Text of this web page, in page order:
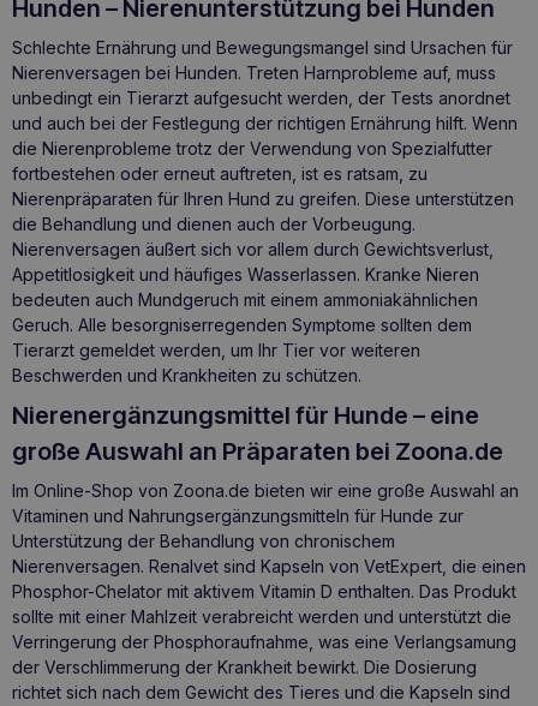
Hunden – Nierenunterstützung bei Hunden
Schlechte Ernährung und Bewegungsmangel sind Ursachen für
Nierenversagen bei Hunden. Treten Harnprobleme auf, muss
unbedingt ein Tierarzt aufgesucht werden, der Tests anordnet
und auch bei der Festlegung der richtigen Ernährung hilft. Wenn
die Nierenprobleme trotz der Verwendung von Spezialfutter
fortbestehen oder erneut auftreten, ist es ratsam, zu
Nierenpräparaten für Ihren Hund zu greifen. Diese unterstützen
die Behandlung und dienen auch der Vorbeugung.
Nierenversagen äußert sich vor allem durch Gewichtsverlust,
Appetitlosigkeit und häufiges Wasserlassen. Kranke Nieren
bedeuten auch Mundgeruch mit einem ammoniakähnlichen
Geruch. Alle besorgniserregenden Symptome sollten dem
Tierarzt gemeldet werden, um Ihr Tier vor weiteren
Beschwerden und Krankheiten zu schützen.
Nierenergänzungsmittel für Hunde – eine
große Auswahl an Präparaten bei Zoona.de
Im Online-Shop von Zoona.de bieten wir eine große Auswahl an
Vitaminen und Nahrungsergänzungsmitteln für Hunde zur
Unterstützung der Behandlung von chronischem
Nierenversagen. Renalvet sind Kapseln von VetExpert, die einen
Phosphor-Chelator mit aktivem Vitamin D enthalten. Das Produkt
sollte mit einer Mahlzeit verabreicht werden und unterstützt die
Verringerung der Phosphoraufnahme, was eine Verlangsamung
der Verschlimmerung der Krankheit bewirkt. Die Dosierung
richtet sich nach dem Gewicht des Tieres und die Kapseln sind